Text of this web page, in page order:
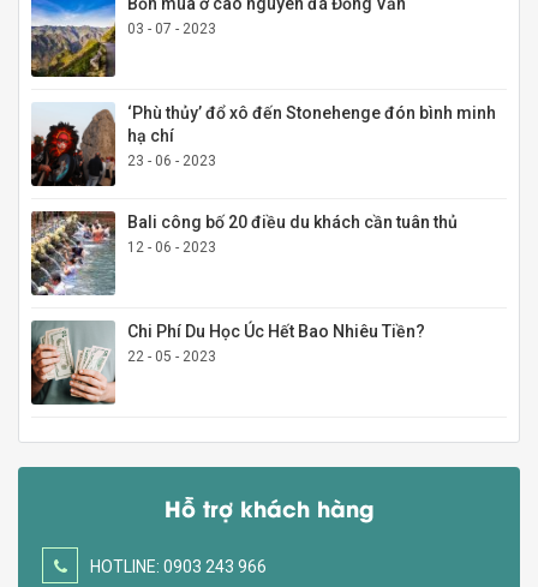
03 - 07 - 2023
‘Phù thủy’ đổ xô đến Stonehenge đón bình minh
hạ chí
23 - 06 - 2023
Bali công bố 20 điều du khách cần tuân thủ
12 - 06 - 2023
Chi Phí Du Học Úc Hết Bao Nhiêu Tiền?
22 - 05 - 2023
Hỗ trợ khách hàng
HOTLINE: 0903 243 966